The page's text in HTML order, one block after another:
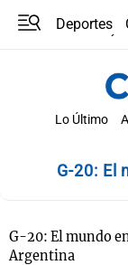
Deportes
Lo Último
G-20: El
G-20: El mundo
Argentina